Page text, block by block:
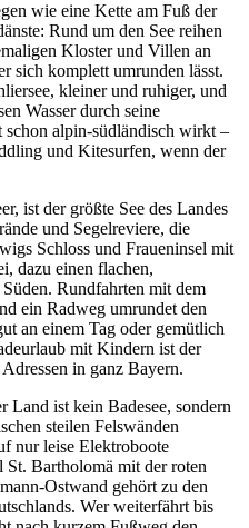
wie eine Kette am Fuß der
Rund um den See reihen
Kloster und Villen an
sich komplett umrunden lässt.
kleiner und ruhiger, und
Wasser durch seine
alpin-südländisch wirkt –
und Kitesurfen, wenn der
ist der größte See des Landes
und Segelreviere, die
Schloss und Fraueninsel mit
dazu einen flachen,
Rundfahrten mit dem
ein Radweg umrundet den
an einem Tag oder gemütlich
mit Kindern ist der
in ganz Bayern.
Land ist kein Badesee, sondern
steilen Felswänden
nur leise Elektroboote
Bartholomä mit der roten
Ostwand gehört zu den
Wer weiterfährt bis